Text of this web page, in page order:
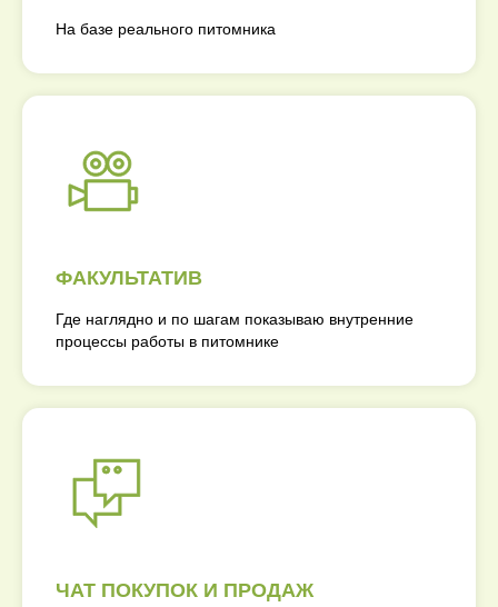
На базе реального питомника
ФАКУЛЬТАТИВ
Где наглядно и по шагам показываю внутренние
процессы работы в питомнике
ЧАТ ПОКУПОК И ПРОДАЖ